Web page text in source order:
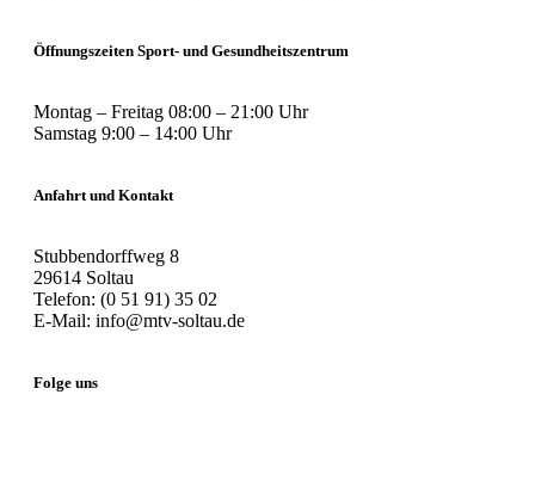
Öffnungszeiten Sport- und Gesundheitszentrum
Montag – Freitag 08:00 – 21:00 Uhr
Samstag 9:00 – 14:00 Uhr
Anfahrt und Kontakt
Stubbendorffweg 8
29614 Soltau
Telefon: (0 51 91) 35 02
E-Mail: info@mtv-soltau.de
Folge uns